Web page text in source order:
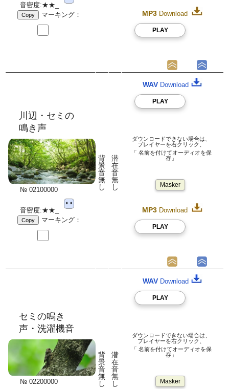
音密度:★★_
Copy マーキング： MP3 Download
PLAY
川辺・セミの
鳴き声
№ 02100000
音密度:★★_
Copy マーキング：
背
景
音
無
し
潜
在
音
無
し
WAV Download
PLAY
ダウンロードできない場合は、
プレイヤーを右クリック、
「 名前を付けてオーディオを保
存」
Masker
MP3 Download
PLAY
セミの鳴き
声・洗濯機音
№ 02200000
背
景
音
無
し
潜
在
音
無
し
WAV Download
PLAY
ダウンロードできない場合は、
プレイヤーを右クリック、
「 名前を付けてオーディオを保
存」
Masker